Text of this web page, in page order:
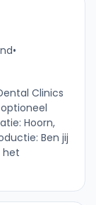
•
Clinics
Hoorn,
Ben jij
het